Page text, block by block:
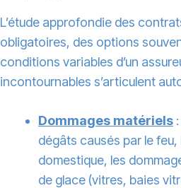
L’étude approfondie des
obligatoires, des options
conditions variables d’un
incontournables s’articulent
Dommages matériels
dégâts causés par le feu,
domestique, les
de glace (vitres, baies